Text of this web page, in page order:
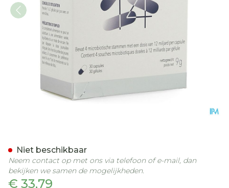
€ 33,79
Niet beschikbaar
Neem contact op met ons via telefoon of e-mail, dan
bekijken we samen de mogelijkheden.